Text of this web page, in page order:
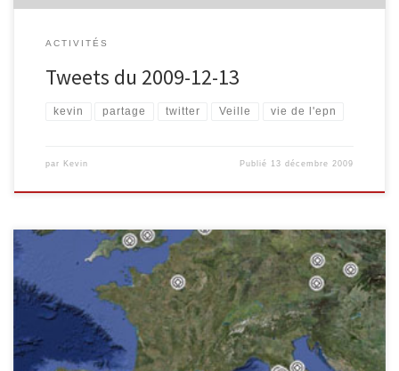
ACTIVITÉS
Tweets du 2009-12-13
kevin partage twitter Veille vie de l'epn
par Kevin Publié 13 décembre 2009
Dans la rubrique « toujours utile », voici quelques infos (sites) que
je souhaite partager : L’informatique s’installe dans les maisons de
repos du CPAS de Verviers Le Centre Public d’Information .VE
(Espace Public Numérique de la Ville de Verviers) a développé un